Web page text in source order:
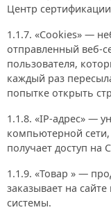
Центр
1.1.7. «Cookies» —
отправленный веб-
пользователя,
каждый раз
попытке открыть
1.1.8. «IP-адрес» —
компьютерной
получает доступ на
1.1.9. «Товар » —
заказывает на
системы.